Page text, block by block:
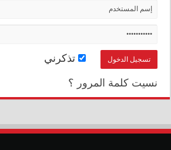
تذكرني
نسيت كلمة المرور ؟